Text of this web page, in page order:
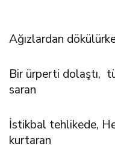
Ağızlardan
Bir ürperti dolaştı,
saran
İstikbal tehlikede,
kurtaran